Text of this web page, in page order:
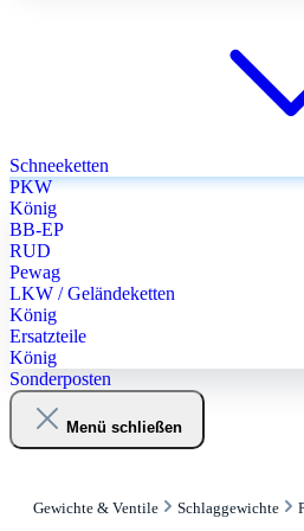
Schneeketten
PKW
König
BB-EP
RUD
Pewag
LKW / Geländeketten
König
Ersatzteile
König
Sonderposten
Menü schließen
Gewichte & Ventile Schlaggewichte